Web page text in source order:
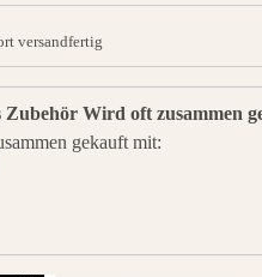
versandfertig
ZubehörWird oft zusammen
gekauft mit: